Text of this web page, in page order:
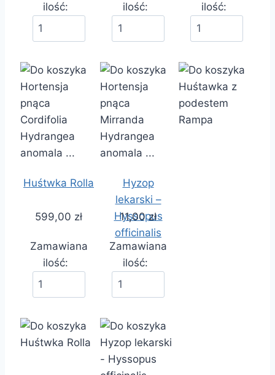
ilość:
ilość:
ilość:
Huśtwka Rolla
599,00 zł
Zamawiana
ilość:
Hyzop
lekarski –
Hyssopus
officinalis
11,00 zł
Zamawiana
ilość: